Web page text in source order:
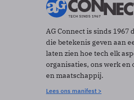
AG Connect is sinds
die betekenis geven aan
laten zien hoe tech elk
organisaties, ons werk en
en maatschappij.
Lees ons manifest >